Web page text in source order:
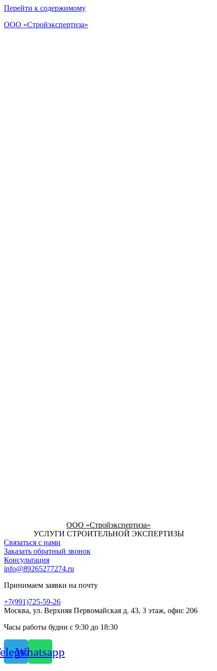
Перейти к содержимому
ООО «Стройэкспертиза»
ООО «Стройэкспертиза»
УСЛУГИ СТРОИТЕЛЬНОЙ ЭКСПЕРТИЗЫ
Связаться с нами
Заказать обратный звонок
Консультация
info@89265277274.ru
Принимаем заявки на почту
+7(991)725-59-26
Москва, ул. Верхняя Первомайская д. 43, 3 этаж, офис 206
Часы работы будни с 9:30 до 18:30
Whatsapp